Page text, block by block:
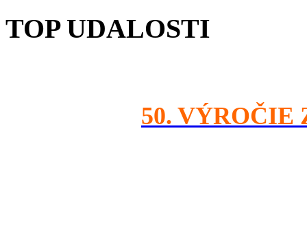
TOP UDALOSTI
50. VÝROČIE